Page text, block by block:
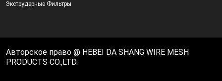
Экструдерные Фильтры
Авторское право @ HEBEI DA SHANG WIRE MESH
PRODUCTS CO.,LTD.